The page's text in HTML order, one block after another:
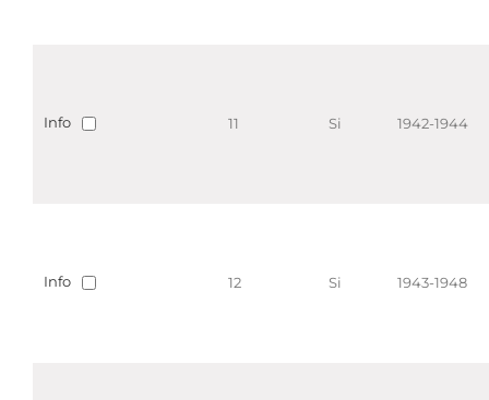
Info 11 Si 1942-1944
Info 12 Si 1943-1948